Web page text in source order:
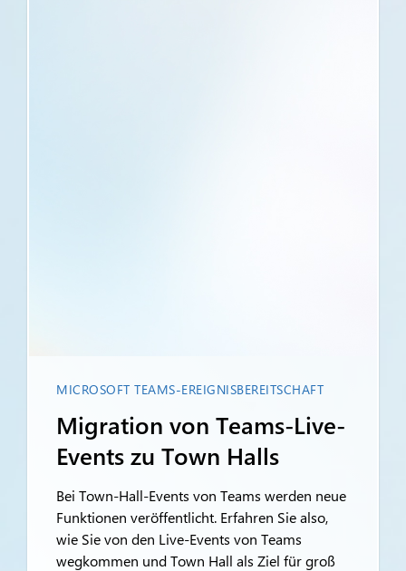
MICROSOFT TEAMS-EREIGNISBEREITSCHAFT
Migration von Teams-Live-
Events zu Town Halls
Bei Town-Hall-Events von Teams werden neue
Funktionen veröffentlicht. Erfahren Sie also,
wie Sie von den Live-Events von Teams
wegkommen und Town Hall als Ziel für groß